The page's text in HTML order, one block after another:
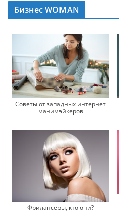
Бизнес WOMAN
Советы от западных интернет
манимэйкеров
Фрилансеры, кто они?